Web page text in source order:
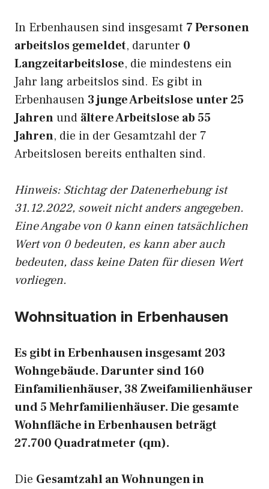
In Erbenhausen sind insgesamt 7 Personen
arbeitslos gemeldet, darunter 0
Langzeitarbeitslose, die mindestens ein
Jahr lang arbeitslos sind. Es gibt in
Erbenhausen 3 junge Arbeitslose unter 25
Jahrenund ältere Arbeitslose ab 55
Jahren, die in der Gesamtzahl der 7
Arbeitslosen bereits enthalten sind.
Hinweis: Stichtag der Datenerhebung ist
31.12.2022, soweit nicht anders angegeben.
Eine Angabe von 0 kann einen tatsächlichen
Wert von 0 bedeuten, es kann aber auch
bedeuten, dass keine Daten für diesen Wert
vorliegen.
Wohnsituation in Erbenhausen
Es gibt in Erbenhausen insgesamt 203
Wohngebäude. Darunter sind 160
Einfamilienhäuser, 38 Zweifamilienhäuser
und 5 Mehrfamilienhäuser. Die gesamte
Wohnfläche in Erbenhausen beträgt
27.700 Quadratmeter (qm).
Die Gesamtzahl an Wohnungen in